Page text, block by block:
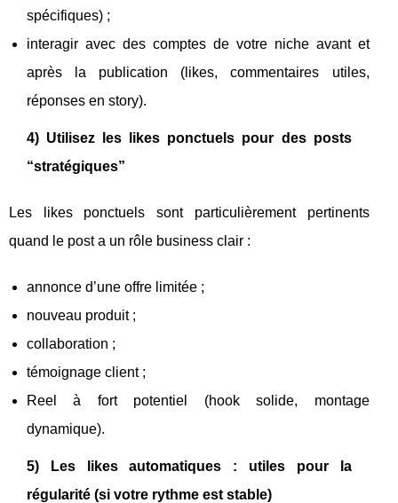
spécifiques) ;
interagir avec des comptes de votre niche avant et
après la publication (likes, commentaires utiles,
réponses en story).
4) Utilisez les likes ponctuels pour des posts
“stratégiques”
Les likes ponctuels sont particulièrement pertinents
quand le post a un rôle business clair :
annonce d’une offre limitée ;
nouveau produit ;
collaboration ;
témoignage client ;
Reel à fort potentiel (hook solide, montage
dynamique).
5) Les likes automatiques : utiles pour la
régularité (si votre rythme est stable)